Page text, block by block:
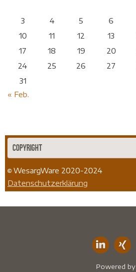
3
4 5 6
10
11 12 13
17
18 19 20
24
25 26 27
31
« Feb.
Copyright
©WesargWare 2020-2024
Datenschutzerklärung
Powered by